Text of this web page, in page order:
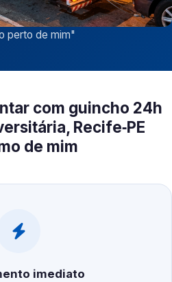
perto de mim"
com guincho 24h
Recife‑PE
de mim
imediato